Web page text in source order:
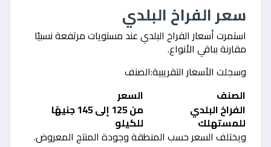
سعر الفراخ البلدي
استمرت أسعار الفراخ البلدي عند مستويات مرتفعة نسبيًا
مقارنة بباقي الأنواع.
وسجلت الأسعار التقريبية:الصنف
الصنف
السعر
الفراخ البلدي
للمستهلك
من 125 إلى 145 جنيهًا
للكيلو
ويختلف السعر حسب المنطقة وجودة المنتج المعروض.